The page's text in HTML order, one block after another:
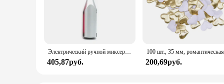
Электрический ручной миксер из нержавеющей стали, Легкий Блендер для выпечки и приготовления пищи
405,87руб. 200,69руб.